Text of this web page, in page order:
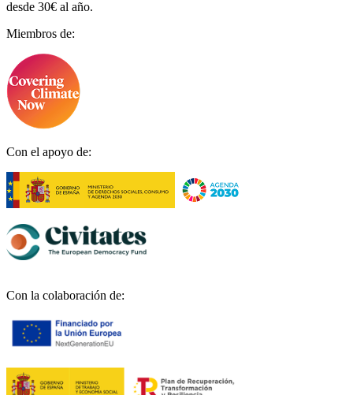
desde 30€ al año.
Miembros de:
Con el apoyo de:
Con la colaboración de: